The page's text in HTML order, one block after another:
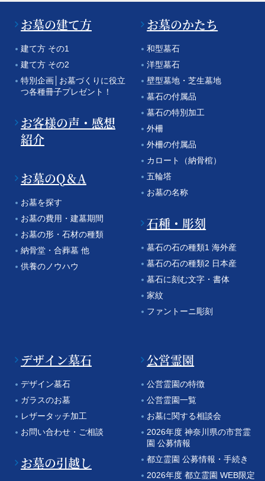
お墓の建て方
建て方 その1
建て方 その2
特別企画│お墓づくりに役立
つ各種冊子プレゼント！
お客様の声・感想
紹介
お墓のQ＆A
お墓を探す
お墓の費用・建墓期間
お墓の形・石材の種類
納骨堂・合葬墓 他
供養のノウハウ
お墓のかたち
和型墓石
洋型墓石
壁型墓地・芝生墓地
墓石の付属品
墓石の特別加工
外柵
外柵の付属品
カロート（納骨棺）
五輪塔
お墓の名称
石種・彫刻
墓石の石の種類1 海外産
墓石の石の種類2 日本産
墓石に刻む文字・書体
家紋
ファントーニ彫刻
デザイン墓石
デザイン墓石
ガラスのお墓
レザータッチ加工
お問い合わせ・ご相談
お墓の引越し
公営霊園
公営霊園の特徴
公営霊園一覧
お墓に関する相談会
2026年度 神奈川県の市営霊
園 公募情報
都立霊園 公募情報・手続き
2026年度 都立霊園 WEB限定